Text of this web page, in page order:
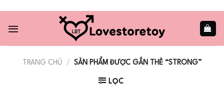
content
TRANG CHỦ / SẢN PHẨM ĐƯỢC GẮN THẺ “STRONG”
LỌC